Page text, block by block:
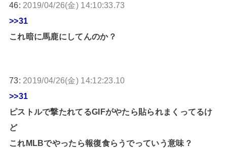
46: 2019/04/26(金) 14:10:33.73
>>31
これ暗に馬鹿にしてんのか？
73: 2019/04/26(金) 14:12:23.10
>>31
ピストルで撃たれてるGIFがやたら貼られまくってるけ
ど
これMLBでやったら報復食らうでっていう意味？